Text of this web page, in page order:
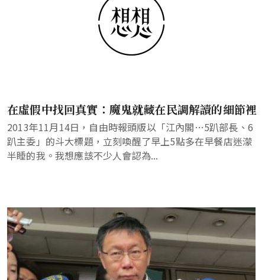
在虛假中找回真實：魔鬼就藏在民調解讀的細節裡
2013年11月14日，自由時報頭版以「江內閣…5趴部長、6
趴主委」的斗大標題，立刻喚醒了早上5點多在早餐店迷濛
半睡的我。我想應該不少人會認為...